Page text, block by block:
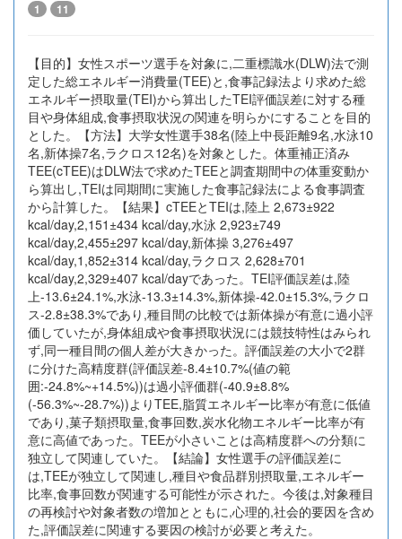
1 11
【目的】女性スポーツ選手を対象に,二重標識水(DLW)法で測
定した総エネルギー消費量(TEE)と,食事記録法より求めた総
エネルギー摂取量(TEI)から算出したTEI評価誤差に対する種
目や身体組成,食事摂取状況の関連を明らかにすることを目的
とした。【方法】大学女性選手38名(陸上中長距離9名,水泳10
名,新体操7名,ラクロス12名)を対象とした。体重補正済み
TEE(cTEE)はDLW法で求めたTEEと調査期間中の体重変動か
ら算出し,TEIは同期間に実施した食事記録法による食事調査
から計算した。【結果】cTEEとTEIは,陸上 2,673±922
kcal/day,2,151±434 kcal/day,水泳 2,923±749
kcal/day,2,455±297 kcal/day,新体操 3,276±497
kcal/day,1,852±314 kcal/day,ラクロス 2,628±701
kcal/day,2,329±407 kcal/dayであった。TEI評価誤差は,陸
上-13.6±24.1%,水泳-13.3±14.3%,新体操-42.0±15.3%,ラクロ
ス-2.8±38.3%であり,種目間の比較では新体操が有意に過小評
価していたが,身体組成や食事摂取状況には競技特性はみられ
ず,同一種目間の個人差が大きかった。評価誤差の大小で2群
に分けた高精度群(評価誤差-8.4±10.7%(値の範
囲:-24.8%~+14.5%))は過小評価群(-40.9±8.8%
(-56.3%~-28.7%))よりTEE,脂質エネルギー比率が有意に低値
であり,菓子類摂取量,食事回数,炭水化物エネルギー比率が有
意に高値であった。TEEが小さいことは高精度群への分類に
独立して関連していた。【結論】女性選手の評価誤差に
は,TEEが独立して関連し,種目や食品群別摂取量,エネルギー
比率,食事回数が関連する可能性が示された。今後は,対象種目
の再検討や対象者数の増加とともに,心理的,社会的要因を含め
た,評価誤差に関連する要因の検討が必要と考えた。